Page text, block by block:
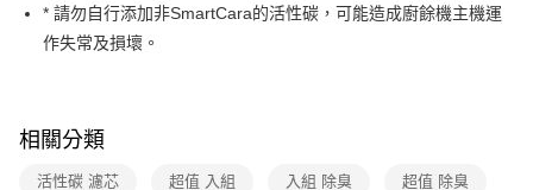
元大商業銀行
永豐商業銀行
玉山商業銀行
聯邦商業銀行
遠東國際商業銀行
元大商業銀行
街口支付
Google Pay
運送方式
* 請勿自行添加非SmartCara的活性碳，可能造成廚餘機主機運
作失常及損壞。
相關分類
活性碳 濾芯 超值 入組 入組 除臭 超值 除臭